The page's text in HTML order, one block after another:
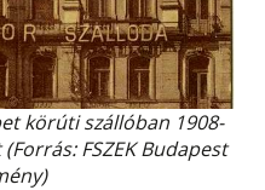
körúti szállóban 1908-
FSZEK Budapest